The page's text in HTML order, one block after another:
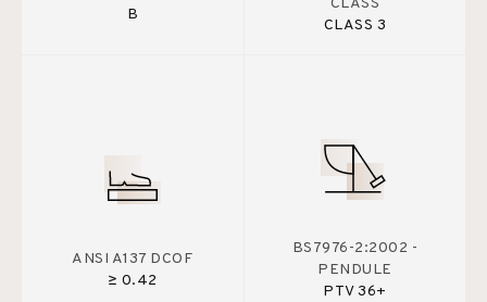
B
CLASS
CLASS 3
ANSI A137 DCOF
≥ 0.42
BS7976-2:2002 -
PENDULE
PTV 36+